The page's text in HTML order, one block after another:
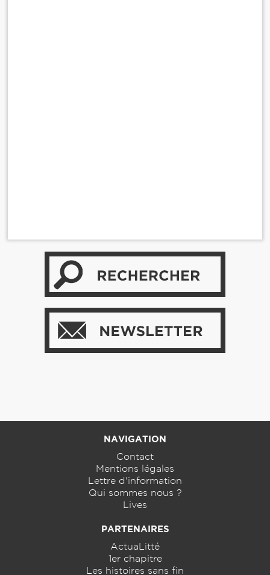
NAVIGATION
Contact
Mentions légales
Lettre d'information
Qui sommes nous ?
Lives
PARTENAIRES
ActuaLitté
1er chapitre
Les histoires sans fin